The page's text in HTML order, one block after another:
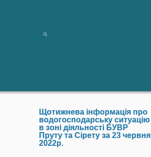
Щотижнева інформація про
водогосподарську ситуацію
в зоні діяльності БУВР
Пруту та Сірету за 23 червня
2022р.